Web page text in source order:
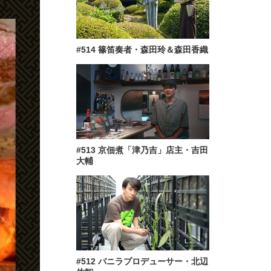
#514 篠笛奏者・森田玲＆森田香織
#513 京佃煮「津乃吉」店主・吉田
大輔
#512 バニラプロデューサー・北辺